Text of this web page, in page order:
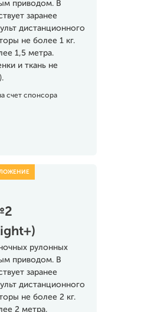
приводом. В
заранее
дистанционного
не более 1 кг.
1,5 метра.
и ткань не
счет спонсора
рулонных
приводом. В
заранее
дистанционного
не более 2 кг.
2 метра.